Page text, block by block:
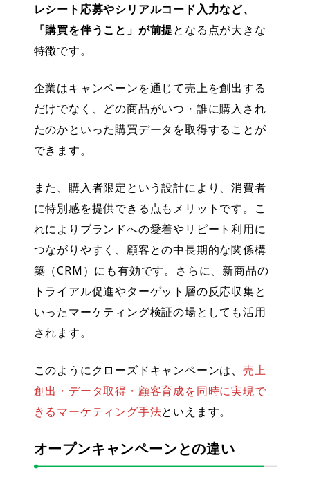
レシート応募やシリアルコード入力など、
「購買を伴うこと」が前提となる点が大きな
特徴です。
企業はキャンペーンを通じて売上を創出する
だけでなく、どの商品がいつ・誰に購入され
たのかといった購買データを取得することが
できます。
また、購入者限定という設計により、消費者
に特別感を提供できる点もメリットです。こ
れによりブランドへの愛着やリピート利用に
つながりやすく、顧客との中長期的な関係構
築（CRM）にも有効です。さらに、新商品の
トライアル促進やターゲット層の反応収集と
いったマーケティング検証の場としても活用
されます。
このようにクローズドキャンペーンは、 売上
創出・データ取得・顧客育成を同時に実現で
きるマーケティング手法といえます。
オープンキャンペーンとの違い